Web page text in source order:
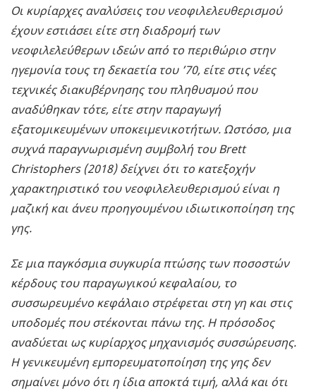
Οι κυρίαρχες αναλύσεις του νεοφιλελευθερισμού
έχουν εστιάσει είτε στη διαδρομή των
νεοφιλελεύθερων ιδεών από το περιθώριο στην
ηγεμονία τους τη δεκαετία του ’70, είτε στις νέες
τεχνικές διακυβέρνησης του πληθυσμού που
αναδύθηκαν τότε, είτε στην παραγωγή
εξατομικευμένων υποκειμενικοτήτων. Ωστόσο, μια
συχνά παραγνωρισμένη συμβολή του Brett
Christophers (2018) δείχνει ότι το κατεξοχήν
χαρακτηριστικό του νεοφιλελευθερισμού είναι η
μαζική και άνευ προηγουμένου ιδιωτικοποίηση της
γης.
Σε μια παγκόσμια συγκυρία πτώσης των ποσοστών
κέρδους του παραγωγικού κεφαλαίου, το
συσσωρευμένο κεφάλαιο στρέφεται στη γη και στις
υποδομές που στέκονται πάνω της. Η πρόσοδος
αναδύεται ως κυρίαρχος μηχανισμός συσσώρευσης.
Η γενικευμένη εμπορευματοποίηση της γης δεν
σημαίνει μόνο ότι η ίδια αποκτά τιμή, αλλά και ότι